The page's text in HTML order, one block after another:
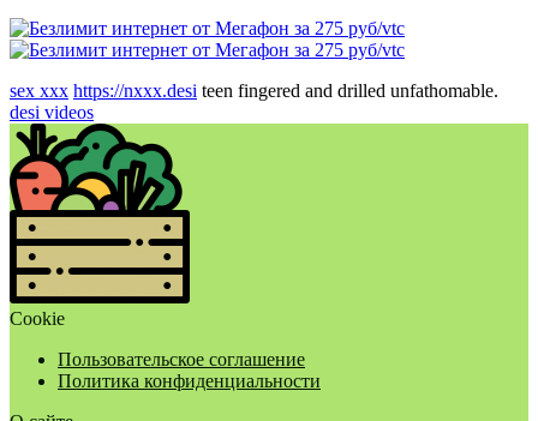
sex xxx https://nxxx.desi teen fingered and drilled unfathomable.
desi videos
Cookie
Пользовательское соглашение
Политика конфиденциальности